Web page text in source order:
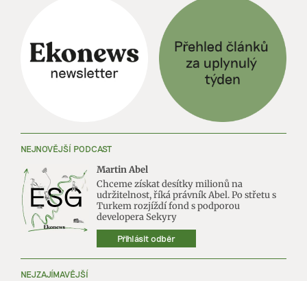
NEJNOVĚJŠÍ PODCAST
Martin Abel
Chceme získat desítky milionů na
udržitelnost, říká právník Abel. Po střetu s
Turkem rozjíždí fond s podporou
developera Sekyry
Přihlásit odběr
NEJZAJÍMAVĚJŠÍ